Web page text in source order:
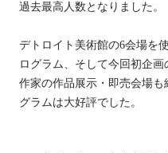
過去最高人数となりました。
デトロイト美術館の6会場を
ログラム、そして今回初企
作家の作品展示・即売会場
グラムは大好評でした。